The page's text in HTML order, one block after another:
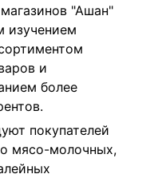
"Ашан"
изучением
и
более
покупателей
мясо-молочных,